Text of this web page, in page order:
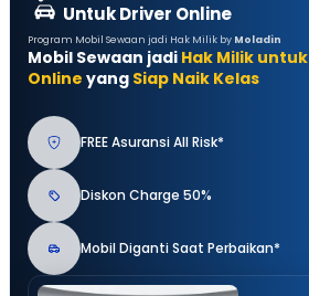
Untuk Driver Online
Program Mobil Sewaan jadi Hak Milik by Moladin
Mobil Sewaan jadi Hak Milik untuk
Online yang Siap Naik Kelas
FREE Asuransi All Risk*
Diskon Charge 50%
Mobil Diganti Saat Perbaikan*